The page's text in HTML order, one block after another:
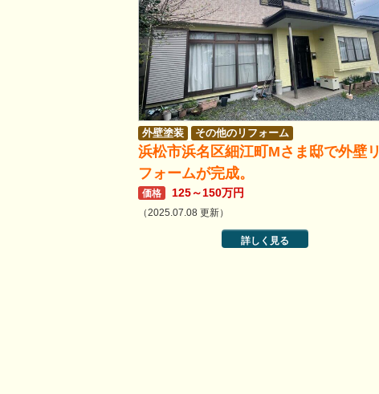
浜松市浜名区細江町Mさま邸で外壁リ
フォームが完成。
価格 125～150万円
（2025.07.08 更新）
詳しく見る
外壁塗装 その他のリフォーム